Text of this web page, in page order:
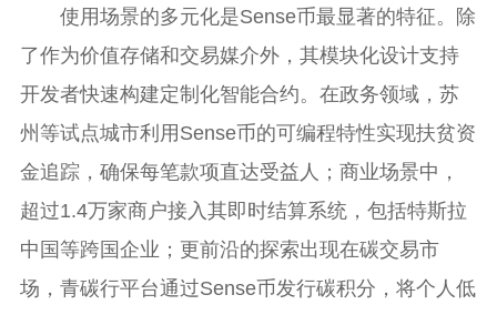
使用场景的多元化是Sense币最显著的特征。除
了作为价值存储和交易媒介外，其模块化设计支持
开发者快速构建定制化智能合约。在政务领域，苏
州等试点城市利用Sense币的可编程特性实现扶贫资
金追踪，确保每笔款项直达受益人；商业场景中，
超过1.4万家商户接入其即时结算系统，包括特斯拉
中国等跨国企业；更前沿的探索出现在碳交易市
场，青碳行平台通过Sense币发行碳积分，将个人低